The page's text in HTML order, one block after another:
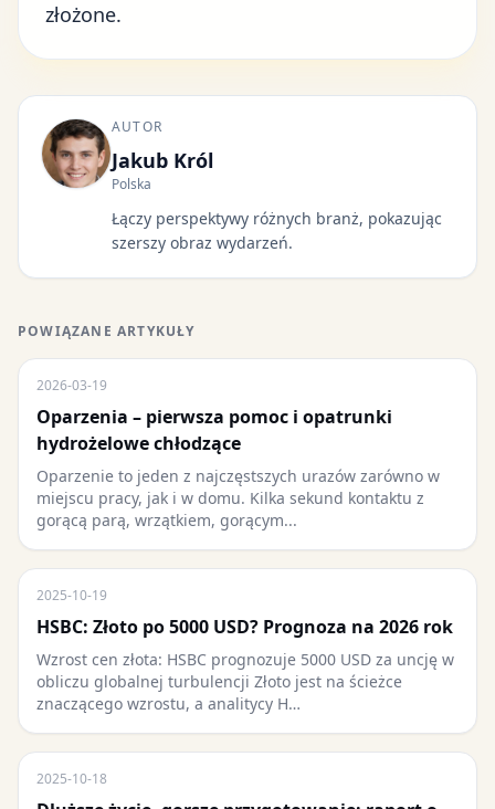
złożone.
AUTOR
Jakub Król
Polska
Łączy perspektywy różnych branż, pokazując
szerszy obraz wydarzeń.
POWIĄZANE ARTYKUŁY
2026-03-19
Oparzenia – pierwsza pomoc i opatrunki
hydrożelowe chłodzące
Oparzenie to jeden z najczęstszych urazów zarówno w
miejscu pracy, jak i w domu. Kilka sekund kontaktu z
gorącą parą, wrzątkiem, gorącym...
2025-10-19
HSBC: Złoto po 5000 USD? Prognoza na 2026 rok
Wzrost cen złota: HSBC prognozuje 5000 USD za uncję w
obliczu globalnej turbulencji Złoto jest na ścieżce
znaczącego wzrostu, a analitycy H…
2025-10-18